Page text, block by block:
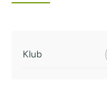
Klub